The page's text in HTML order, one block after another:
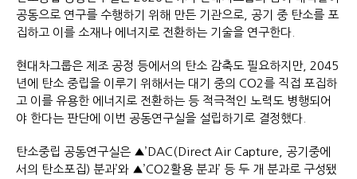
공동으로 연구를 수행하기 위해 만든 기관으로, 공기 중 탄소를 포
집하고 이를 소재나 에너지로 전환하는 기술을 연구한다.
현대차그룹은 제조 공정 등에서의 탄소 감축도 필요하지만, 2045
년에 탄소 중립을 이루기 위해서는 대기 중의 CO2를 직접 포집하
고 이를 유용한 에너지로 전환하는 등 적극적인 노력도 병행되어
야 한다는 판단에 이번 공동연구실을 설립하기로 결정했다.
탄소중립 공동연구실은 ▲’DAC(Direct Air Capture, 공기중에
서의 탄소포집) 분과’와 ▲’CO2활용 분과’ 등 두 개 분과로 구성됐